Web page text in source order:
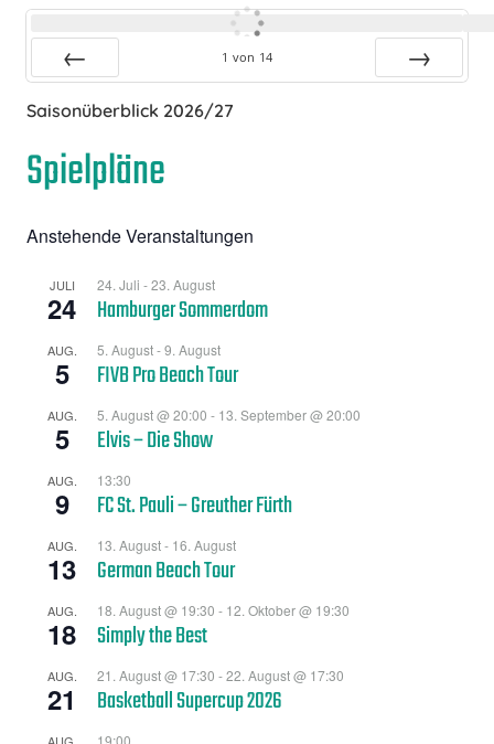
1 von 14
Saisonüberblick 2026/27
Spielpläne
Anstehende Veranstaltungen
JULI
24
24. Juli -23. August
Hamburger Sommerdom
AUG.
5
5. August-9. August
FIVB Pro Beach Tour
AUG.
5
5. August @ 20:00 - 13. September @ 20:00
Elvis – Die Show
AUG.
9
13:30
FC St. Pauli – Greuther Fürth
AUG.
13
13. August- 16. August
German Beach Tour
AUG.
18
18. August @ 19:30 - 12. Oktober @ 19:30
Simply the Best
AUG.
21
21. August @ 17:30 -22. August @ 17:30
Basketball Supercup 2026
AUG. 19:00